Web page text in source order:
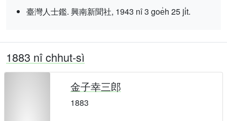
臺灣人士鑑. 興南新聞社, 1943 nî 3 goe̍h 25 ji̍t.
1883 nî chhut-sì
金子幸三郎
1883